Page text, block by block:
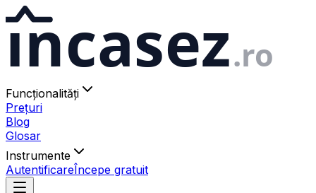
ıncasez.ro
Funcționalități
Prețuri
Blog
Glosar
Instrumente
AutentificareÎncepe gratuit